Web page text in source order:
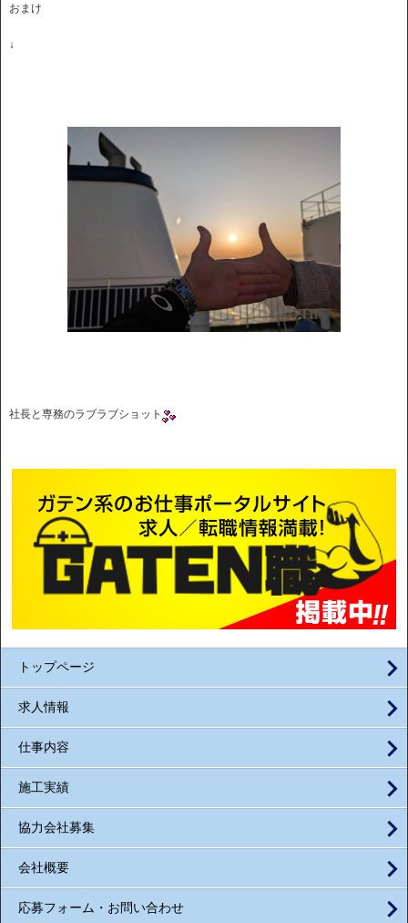
おまけ
↓
社長と専務のラブラブショット
トップページ
求人情報
仕事内容
施工実績
協力会社募集
会社概要
応募フォーム・お問い合わせ